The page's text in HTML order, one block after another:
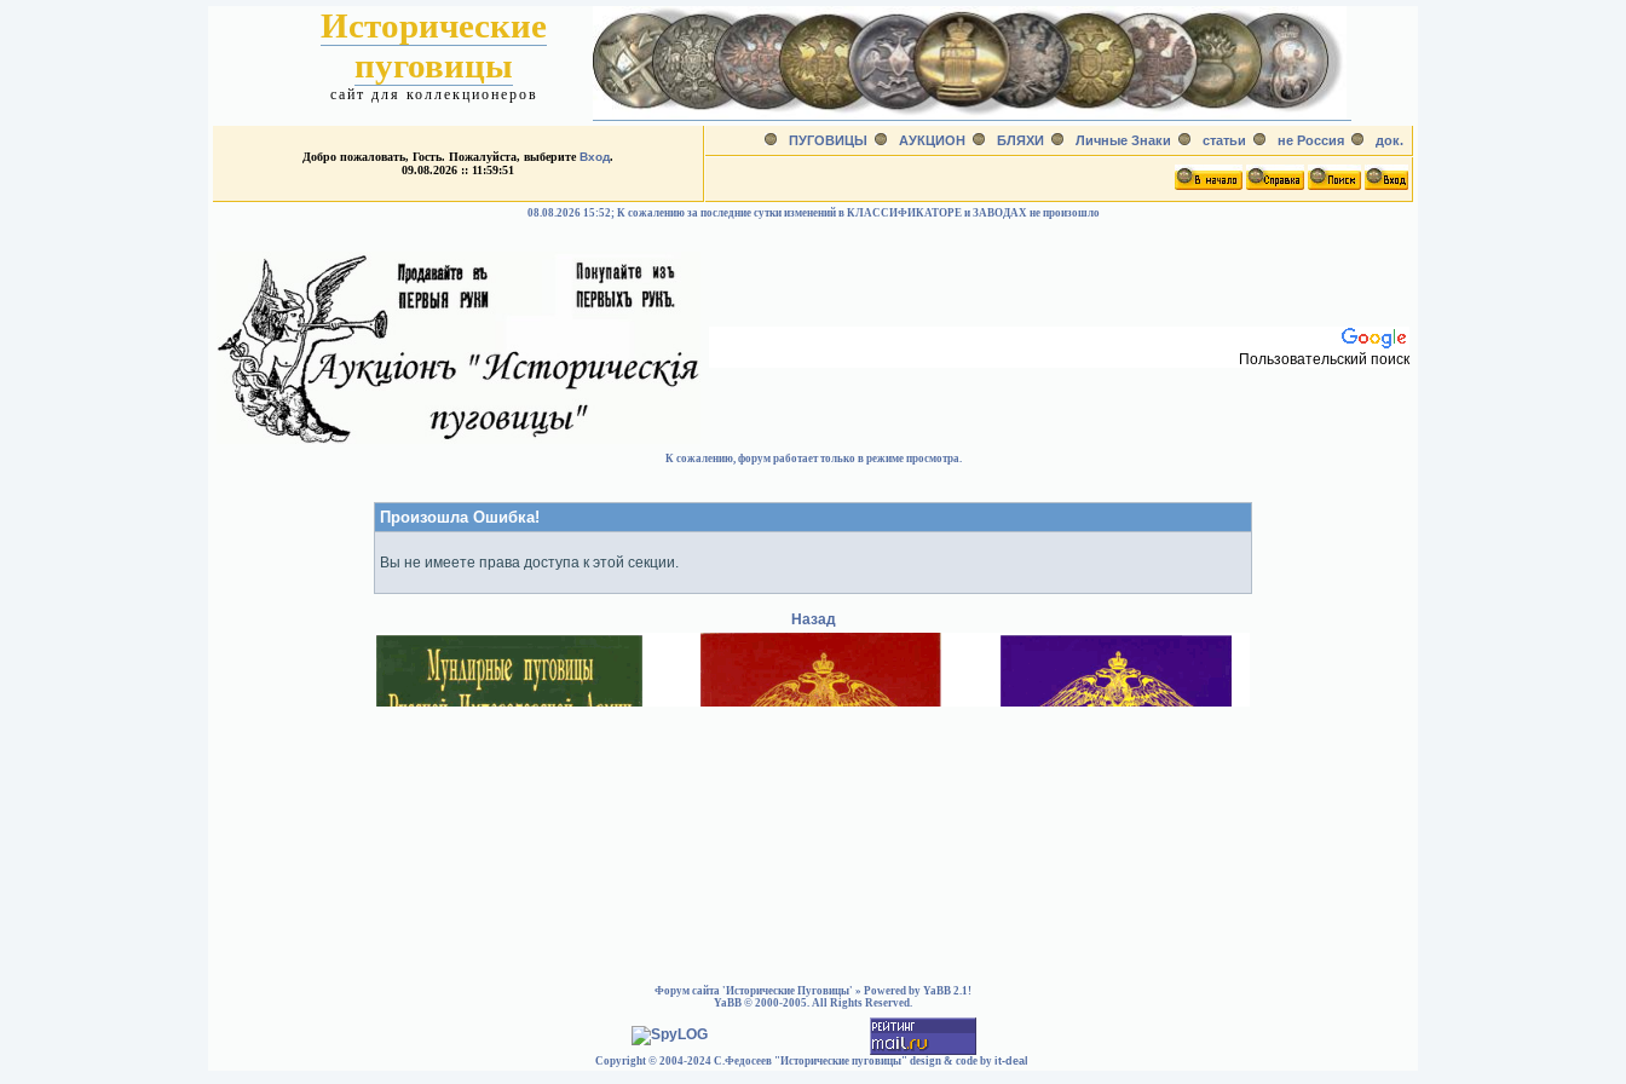
Исторические
пуговицы
сайт для коллекционеров
Добро пожаловать, Гость. Пожалуйста, выберитеВход.
09.08.2026 :: 11:59:51
ПУГОВИЦЫ АУКЦИОН БЛЯХИ Личные Знаки статьи не Россия док.
08.08.2026 15:52; К сожалению за последние сутки изменений в КЛАССИФИКАТОРЕ и ЗАВОДАХ не произошло
Пользовательский поиск
К сожалению, форум работает только в режиме просмотра.
Произошла Ошибка!
Вы не имеете права доступа к этой секции.
Назад
Форум сайта 'Исторические Пуговицы' » Powered by YaBB 2.1!
YaBB © 2000-2005. All Rights Reserved.
Copyright © 2004-2024 С.Федосеев "Исторические пуговицы" design & code by it-deal